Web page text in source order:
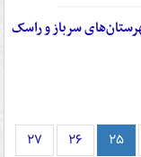
سرباز و راسک
۲۵ ۲۶ ۲۷